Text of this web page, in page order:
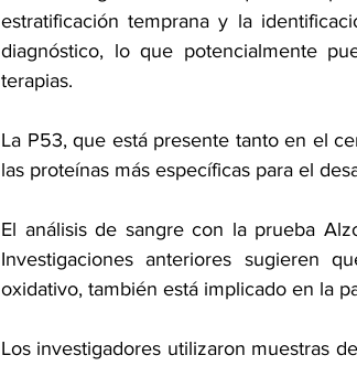
estratificación temprana y la
diagnóstico, lo que potencialmente
terapias.
La P53, que está presente tanto en el
las proteínas más específicas para el
El análisis de sangre con la prueba
Investigaciones anteriores sugieren
oxidativo, también está implicado en la
Los investigadores utilizaron muestras